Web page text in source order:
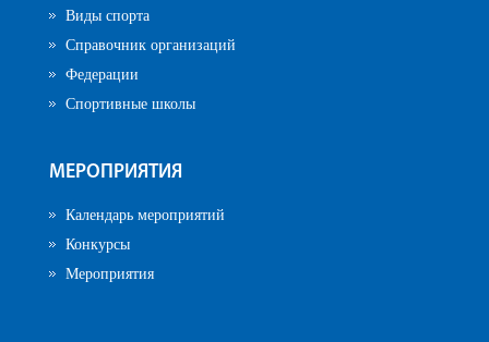
Виды спорта
Справочник организаций
Федерации
Спортивные школы
МЕРОПРИЯТИЯ
Календарь мероприятий
Конкурсы
Мероприятия